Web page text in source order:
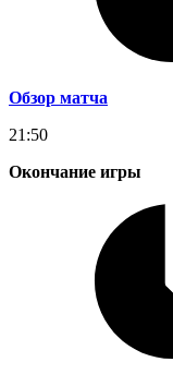
Обзор матча
21:50
Окончание игры